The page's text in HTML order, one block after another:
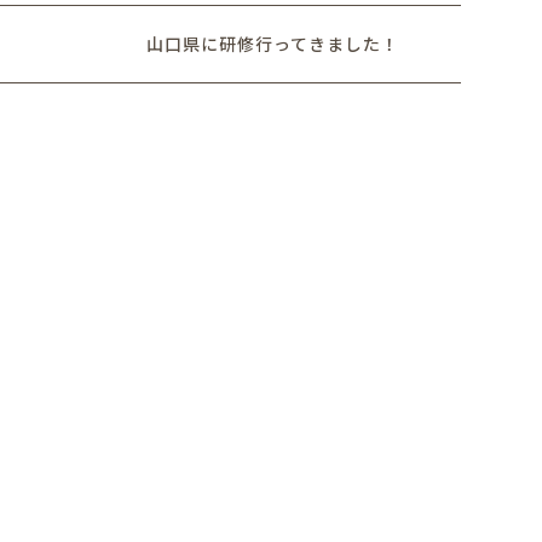
山口県に研修行ってきました！